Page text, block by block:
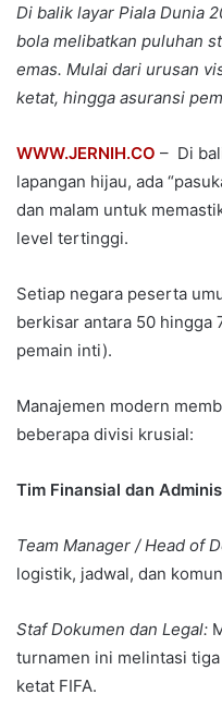
Di balik layar Piala Dunia
bola melibatkan puluhan
emas. Mulai dari urusan
ketat, hingga asuransi
WWW.JERNIH.CO – Di
lapangan hijau, ada
dan malam untuk
level tertinggi.
Setiap negara peserta
berkisar antara 50 hingga
pemain inti).
Manajemen modern
beberapa divisi krusial:
Tim Finansial dan
Team Manager / Head of
logistik, jadwal, dan
Staf Dokumen dan Legal:
turnamen ini melintasi
ketat FIFA.